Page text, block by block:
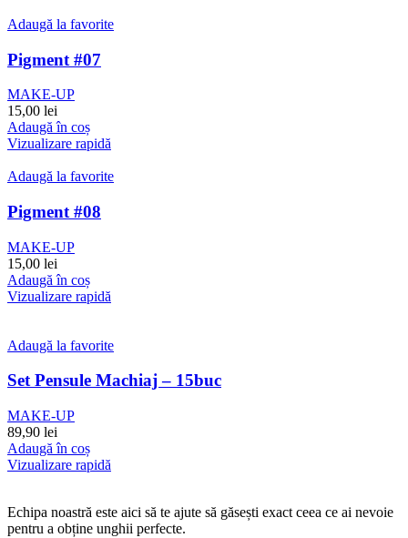
Adaugă la favorite
Pigment #07
MAKE-UP
15,00 lei
Adaugă în coș
Vizualizare rapidă
Adaugă la favorite
Pigment #08
MAKE-UP
15,00 lei
Adaugă în coș
Vizualizare rapidă
Adaugă la favorite
Set Pensule Machiaj – 15buc
MAKE-UP
89,90 lei
Adaugă în coș
Vizualizare rapidă
Echipa noastră este aici să te ajute să găsești exact ceea ce ai nevoie
pentru a obține unghii perfecte.